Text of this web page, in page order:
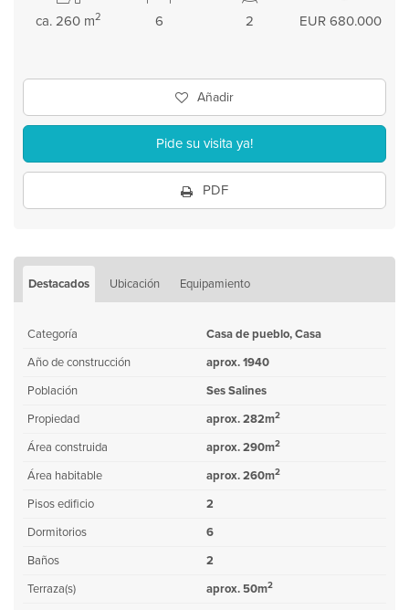
EUR 680.000
2
6
ca. 260 m2
Añadir
Pide su visita ya!
PDF
Destacados Ubicación Equipamiento
Categoría
Casa de pueblo, Casa
Año de construcción
aprox. 1940
Población
Ses Salines
Propiedad
aprox. 282m2
Área construida aprox. 290m2
Área habitable aprox. 260m2
Pisos edificio
2
Dormitorios
6
Baños
2
Terraza(s)
aprox. 50m2